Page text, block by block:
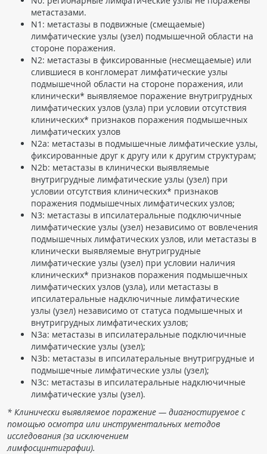
метастазами.
N1: метастазы в подвижные (смещаемые)
лимфатические узлы (узел) подмышечной области на
стороне поражения.
N2: метастазы в фиксированные (несмещаемые) или
слившиеся в конгломерат лимфатические узлы
подмышечной области на стороне поражения, или
клинически* выявляемое поражение внутригрудных
лимфатических узлов (узла) при условии отсутствия
клинических* признаков поражения подмышечных
лимфатических узлов
N2a: метастазы в подмышечные лимфатические узлы,
фиксированные друг к другу или к другим структурам;
N2b: метастазы в клинически выявляемые
внутригрудные лимфатические узлы (узел) при
условии отсутствия клинических* признаков
поражения подмышечных лимфатических узлов;
N3: метастазы в ипсилатеральные подключичные
лимфатические узлы (узел) независимо от вовлечения
подмышечных лимфатических узлов, или метастазы в
клинически выявляемые внутригрудные
лимфатические узлы (узел) при условии наличия
клинических* признаков поражения подмышечных
лимфатических узлов (узла), или метастазы в
ипсилатеральные надключичные лимфатические
узлы (узел) независимо от статуса подмышечных и
внутригрудных лимфатических узлов;
N3a: метастазы в ипсилатеральные подключичные
лимфатические узлы (узел);
N3b: метастазы в ипсилатеральные внутригрудные и
подмышечные лимфатические узлы (узел);
N3c: метастазы в ипсилатеральные надключичные
лимфатические узлы (узел).
* Клинически выявляемое поражение — диагностируемое с
помощью осмотра или инструментальных методов
исследования (за исключением
лимфосцинтиграфии).